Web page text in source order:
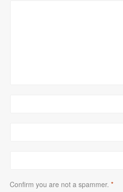
Confirm you are not a spammer. *